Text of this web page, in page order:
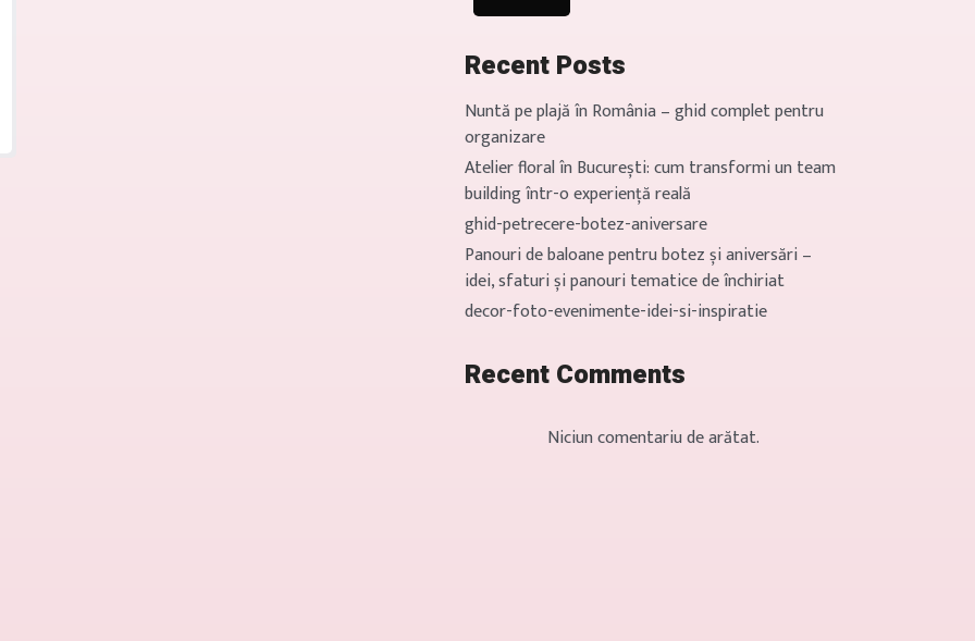
Recent Posts
Nuntă pe plajă în România – ghid complet pentru
organizare
Atelier floral în București: cum transformi un team
building într-o experiență reală
ghid-petrecere-botez-aniversare
Panouri de baloane pentru botez și aniversări –
idei, sfaturi și panouri tematice de închiriat
decor-foto-evenimente-idei-si-inspiratie
Recent Comments
Niciun comentariu de arătat.